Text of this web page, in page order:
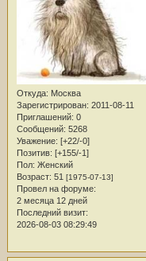
Откуда: Москва
Зарегистрирован: 2011-08-11
Приглашений: 0
Сообщений: 5268
Уважение: [+22/-0]
Позитив: [+155/-1]
Пол: Женский
Возраст: 51 [1975-07-13]
Провел на форуме:
2 месяца 12 дней
Последний визит:
2026-08-03 08:29:49